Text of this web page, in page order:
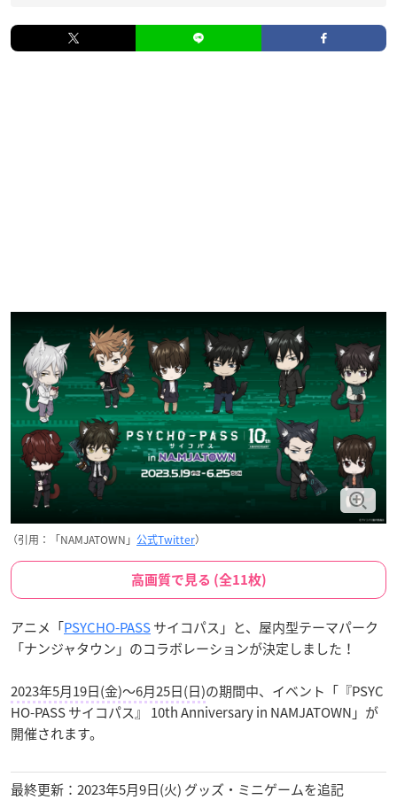
（引用：「NAMJATOWN」 公式Twitter）
高画質で見る (全11枚)
アニメ「PSYCHO-PASSサイコパス」と、屋内型テーマパーク
「ナンジャタウン」のコラボレーションが決定しました！
2023年5月19日(金)～6月25日(日)の期間中、イベント「『PSYC
HO-PASS サイコパス』 10th Anniversary in NAMJATOWN」が
開催されます。
最終更新：2023年5月9日(火) グッズ・ミニゲームを追記